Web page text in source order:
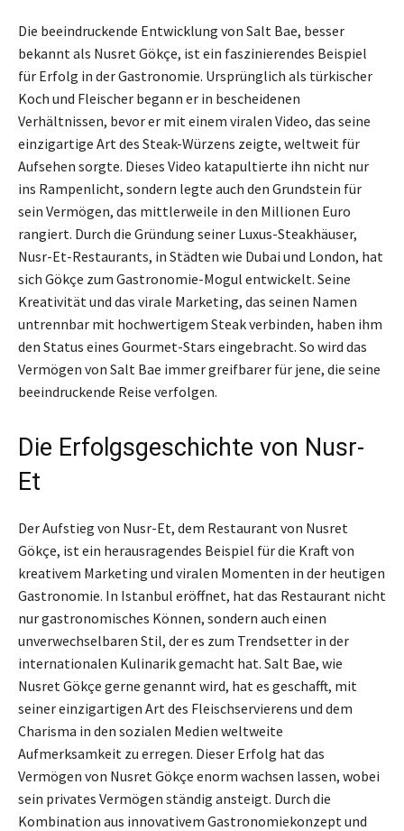
Die beeindruckende Entwicklung von Salt Bae, besser
bekannt als Nusret Gökçe, ist ein faszinierendes Beispiel
für Erfolg in der Gastronomie. Ursprünglich als türkischer
Koch und Fleischer begann er in bescheidenen
Verhältnissen, bevor er mit einem viralen Video, das seine
einzigartige Art des Steak-Würzens zeigte, weltweit für
Aufsehen sorgte. Dieses Video katapultierte ihn nicht nur
ins Rampenlicht, sondern legte auch den Grundstein für
sein Vermögen, das mittlerweile in den Millionen Euro
rangiert. Durch die Gründung seiner Luxus-Steakhäuser,
Nusr-Et-Restaurants, in Städten wie Dubai und London, hat
sich Gökçe zum Gastronomie-Mogul entwickelt. Seine
Kreativität und das virale Marketing, das seinen Namen
untrennbar mit hochwertigem Steak verbinden, haben ihm
den Status eines Gourmet-Stars eingebracht. So wird das
Vermögen von Salt Bae immer greifbarer für jene, die seine
beeindruckende Reise verfolgen.
Die Erfolgsgeschichte von Nusr-
Et
Der Aufstieg von Nusr-Et, dem Restaurant von Nusret
Gökçe, ist ein herausragendes Beispiel für die Kraft von
kreativem Marketing und viralen Momenten in der heutigen
Gastronomie. In Istanbul eröffnet, hat das Restaurant nicht
nur gastronomisches Können, sondern auch einen
unverwechselbaren Stil, der es zum Trendsetter in der
internationalen Kulinarik gemacht hat. Salt Bae, wie
Nusret Gökçe gerne genannt wird, hat es geschafft, mit
seiner einzigartigen Art des Fleischservierens und dem
Charisma in den sozialen Medien weltweite
Aufmerksamkeit zu erregen. Dieser Erfolg hat das
Vermögen von Nusret Gökçe enorm wachsen lassen, wobei
sein privates Vermögen ständig ansteigt. Durch die
Kombination aus innovativem Gastronomiekonzept und